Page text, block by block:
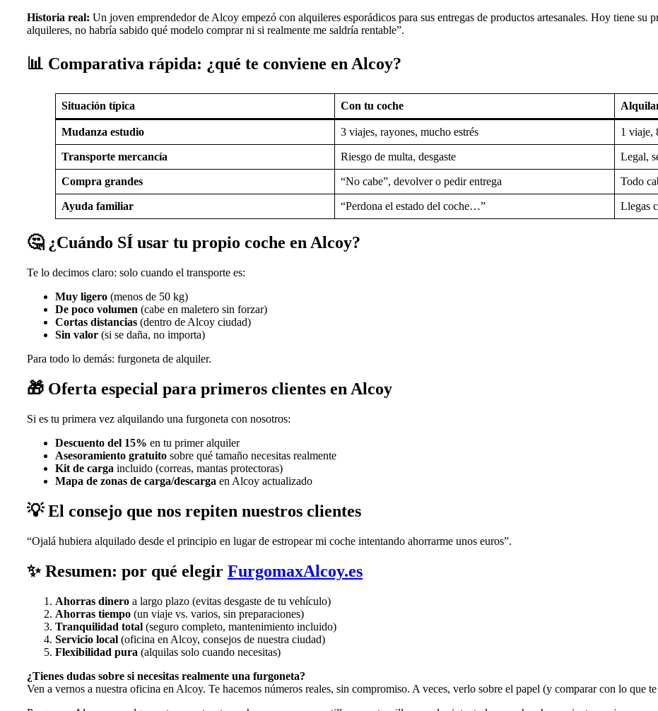
Historia real: Un joven emprendedor de Alcoy empezó con alquileres esporádicos para sus entregas de productos artesanales. Hoy tiene su
alquileres, no habría sabido qué modelo comprar ni si realmente me saldría rentable”.
📊 Comparativa rápida: ¿qué te conviene en Alcoy?
Situación típica Con tu coche
Mudanza estudio 3 viajes, rayones, mucho estrés 1 viaje,
Transporte mercancía Riesgo de multa, desgaste Legal,
Compra grandes “No cabe”, devolver o pedir entrega Todo
Ayuda familiar “Perdona el estado del coche…” Llegas
🤔 ¿Cuándo SÍ usar tu propio coche en Alcoy?
Te lo decimos claro: solo cuando el transporte es:
Muy ligero (menos de 50 kg)
De poco volumen (cabe en maletero sin forzar)
Cortas distancias (dentro de Alcoy ciudad)
Sin valor (si se daña, no importa)
Para todo lo demás: furgoneta de alquiler.
🎁 Oferta especial para primeros clientes en Alcoy
Si es tu primera vez alquilando una furgoneta con nosotros:
Descuento del 15% en tu primer alquiler
Asesoramiento gratuito sobre qué tamaño necesitas realmente
Kit de carga incluido (correas, mantas protectoras)
Mapa de zonas de carga/descarga en Alcoy actualizado
💡El consejo que nos repiten nuestros clientes
“Ojalá hubiera alquilado desde el principio en lugar de estropear mi coche intentando ahorrarme unos euros”.
✨Resumen: por qué elegir FurgomaxAlcoy.es
Ahorras dinero a largo plazo (evitas desgaste de tu vehículo)
Ahorras tiempo (un viaje vs. varios, sin preparaciones)
Tranquilidad total (seguro completo, mantenimiento incluido)
Servicio local (oficina en Alcoy, consejos de nuestra ciudad)
Flexibilidad pura (alquilas solo cuando necesitas)
¿Tienes dudas sobre si necesitas realmente una furgoneta?
Ven a vernos a nuestra oficina en Alcoy. Te hacemos números reales, sin compromiso. A veces, verlo sobre el papel (y comparar con lo que